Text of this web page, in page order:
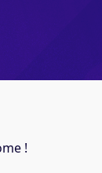
!